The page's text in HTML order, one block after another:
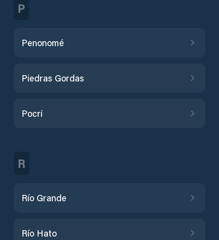
P
Penonomé
Piedras Gordas
Pocrí
R
Río Grande
Río Hato